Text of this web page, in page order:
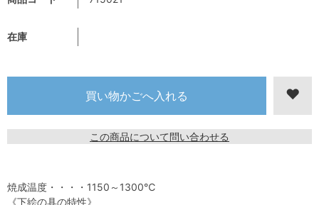
在庫
この商品について問い合わせる
焼成温度・・・・1150～1300℃
《下絵の具の特性》